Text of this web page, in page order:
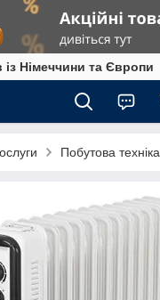
із Німеччини та Європи
Побутова техніка